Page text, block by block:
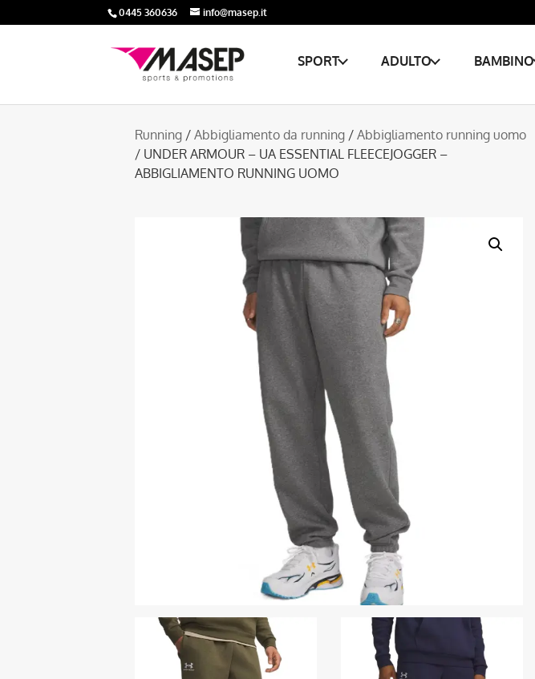
0445 360636 info@masep.it
SPORT ADULTO BAMBINO
Running / Abbigliamento da running / Abbigliamento running uomo
/ UNDER ARMOUR – UA ESSENTIAL FLEECEJOGGER –
ABBIGLIAMENTO RUNNING UOMO